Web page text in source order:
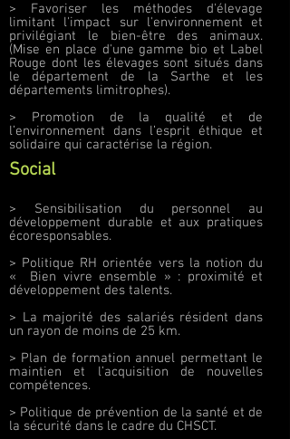
> Favoriser les méthodes d'élevage
limitant l'impact sur l'environnement et
privilégiant le bien-être des animaux.
(Mise en place d'une gamme bio et Label
Rouge dont les élevages sont situés dans
le département de la Sarthe et les
départements limitrophes).
> Promotion de la qualité et de
l’environnement dans l’esprit éthique et
solidaire qui caractérise la région.
Social
> Sensibilisation du personnel au
développement durable et aux pratiques
éco­responsables.
> Politique RH orientée vers la notion du
« Bien vivre ensemble » : proximité et
développement des talents.
> La majorité des salariés résident dans
un rayon de moins de 25 km.
> Plan de formation annuel permettant le
maintien et l’acquisition de nouvelles
compétences.
> Politique de prévention de la santé et de
la sécurité dans le cadre du CHSCT.